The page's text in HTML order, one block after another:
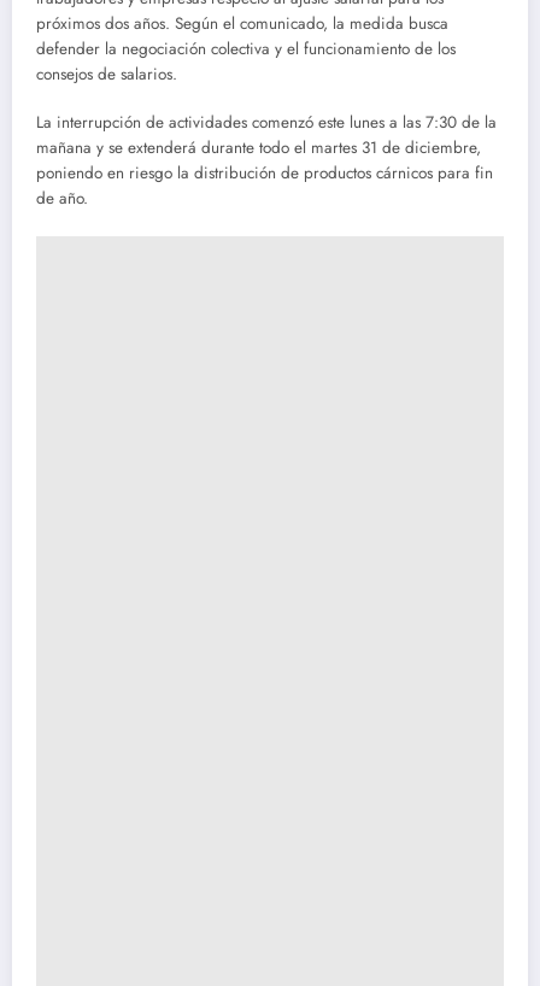
próximos dos años. Según el comunicado, la medida busca
defender la negociación colectiva y el funcionamiento de los
consejos de salarios.
La interrupción de actividades comenzó este lunes a las 7:30 de la
mañana y se extenderá durante todo el martes 31 de diciembre,
poniendo en riesgo la distribución de productos cárnicos para fin
de año.